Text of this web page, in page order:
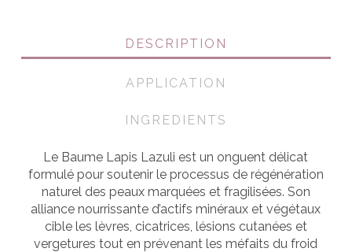
DESCRIPTION
APPLICATION
INGREDIENTS
Le Baume Lapis Lazuli est un onguent délicat
formulé pour soutenir le processus de régénération
naturel des peaux marquées et fragilisées. Son
alliance nourrissante d’actifs minéraux et végétaux
cible les lèvres, cicatrices, lésions cutanées et
vergetures tout en prévenant les méfaits du froid